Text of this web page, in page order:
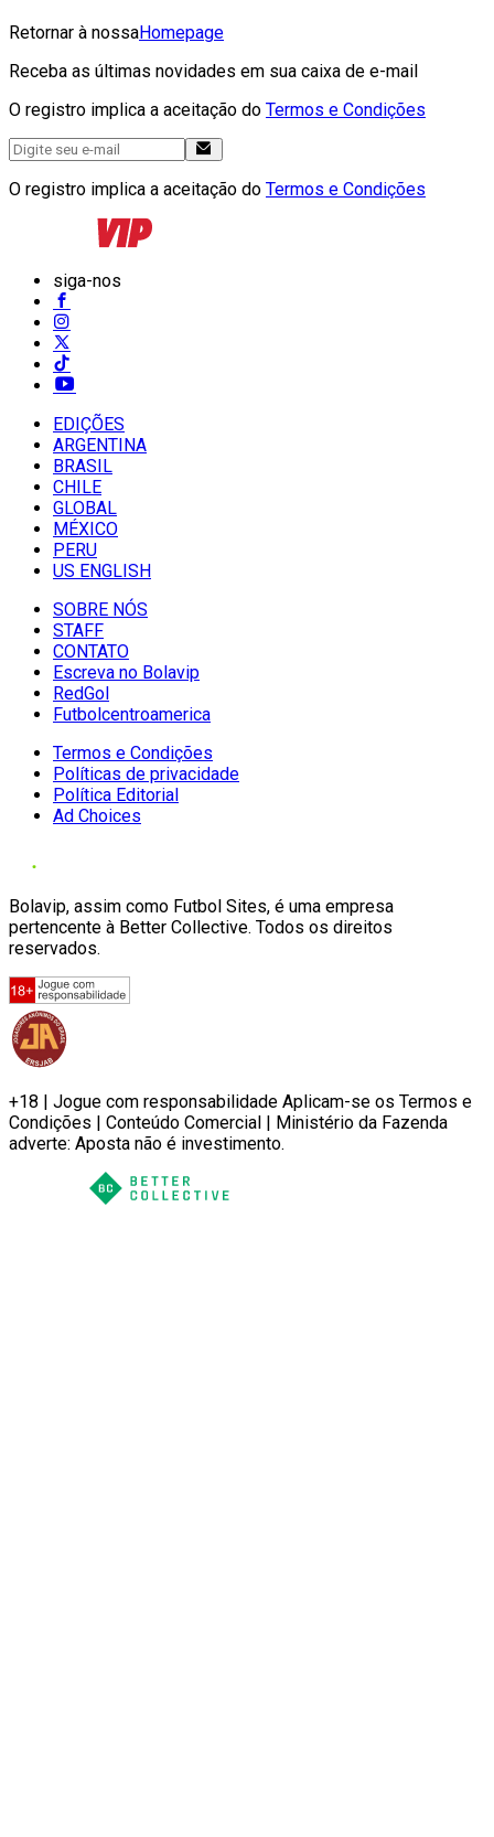
Retornar à nossaHomepage
Receba as últimas novidades em sua caixa de e-mail
O registro implica a aceitação do Termos e Condições
O registro implica a aceitação do Termos e Condições
siga-nos
EDIÇÕES
ARGENTINA
BRASIL
CHILE
GLOBAL
MÉXICO
PERU
US ENGLISH
SOBRE NÓS
STAFF
CONTATO
Escreva no Bolavip
RedGol
Futbolcentroamerica
Termos e Condições
Políticas de privacidade
Política Editorial
Ad Choices
Bolavip, assim como Futbol Sites, é uma empresa
pertencente à Better Collective. Todos os direitos
reservados.
+18 | Jogue com responsabilidade Aplicam-se os Termos e
Condições | Conteúdo Comercial | Ministério da Fazenda
adverte: Aposta não é investimento.